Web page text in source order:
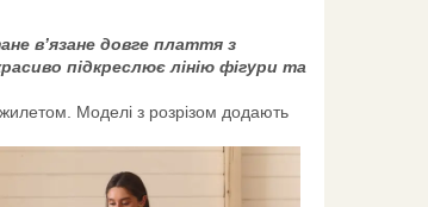
в’язане довге плаття з
підкреслює лінію фігури та
жилетом. Моделі з розрізом додають